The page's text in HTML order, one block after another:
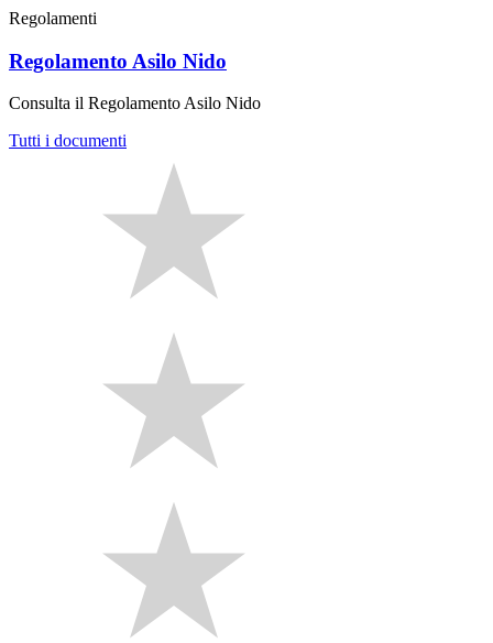
Regolamenti
Regolamento Asilo Nido
Consulta il Regolamento Asilo Nido
Tutti i documenti